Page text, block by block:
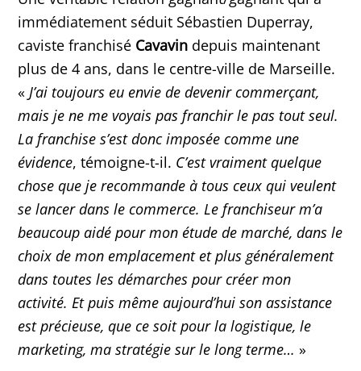
immédiatement séduit Sébastien Duperray,
caviste franchisé Cavavin depuis maintenant
plus de 4 ans, dans le centre-ville de Marseille.
« J’ai toujours eu envie de devenir commerçant,
mais je ne me voyais pas franchir le pas tout seul.
La franchise s’est donc imposée comme une
évidence, témoigne-t-il. C’est vraiment quelque
chose que je recommande à tous ceux qui veulent
se lancer dans le commerce. Le franchiseur m’a
beaucoup aidé pour mon étude de marché, dans le
choix de mon emplacement et plus généralement
dans toutes les démarches pour créer mon
activité. Et puis même aujourd’hui son assistance
est précieuse, que ce soit pour la logistique, le
marketing, ma stratégie sur le long terme… »